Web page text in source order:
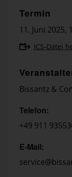
Termin
11. Juni 2025,
ICS-Datei
Bissantz &
Telefon:
+49 911
E-Mail: